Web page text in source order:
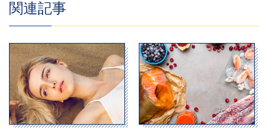
関連記事